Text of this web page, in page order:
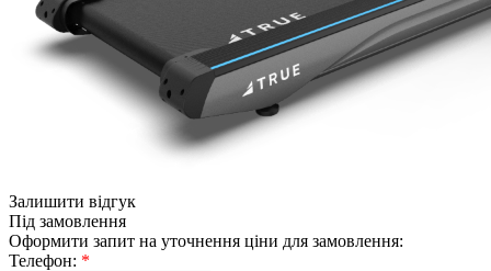
Залишити відгук
Під замовлення
Оформити запит на уточнення ціни для замовлення:
Телефон: *